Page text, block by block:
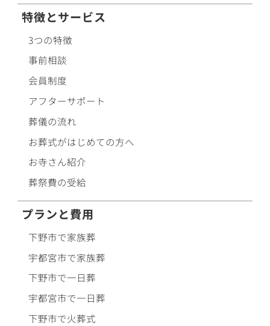
特徴とサービス
3つの特徴
事前相談
会員制度
アフターサポート
葬儀の流れ
お葬式がはじめての方へ
お寺さん紹介
葬祭費の受給
プランと費用
下野市で家族葬
宇都宮市で家族葬
下野市で一日葬
宇都宮市で一日葬
下野市で火葬式